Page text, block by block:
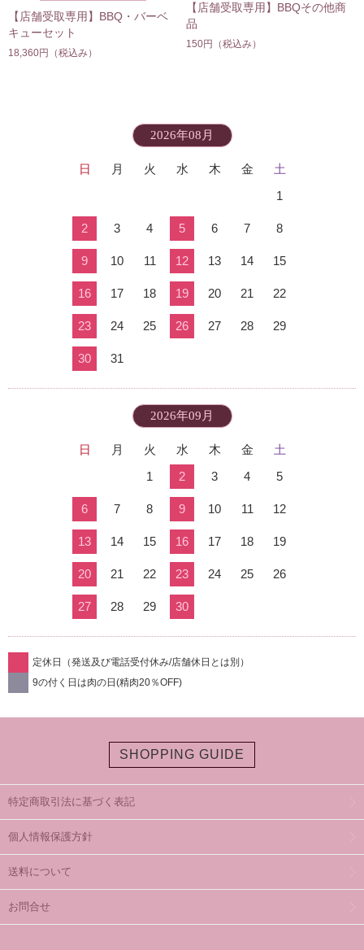
【店舗受取専用】BBQ・バーベ
キューセット
18,360円 （税込み）
【店舗受取専用】BBQその他商
品
150円 （税込み）
2026年08月
日 月 火 水 木 金
土
1
2 3 4 5 6 7 8
9 10 11 12 13 14 15
16 17 18 19 20 21 22
23 24 25 26 27 28 29
30 31
2026年09月
日 月 火 水 木 金
土
1
2 3 4 5
6 7 8 9 10 11 12
13 14 15 16 17 18 19
20 21 22 23 24 25 26
27 28 29 30
定休日（発送及び電話受付休み/店舗休日とは別）
9の付く日は肉の日(精肉20％OFF)
SHOPPING GUIDE
特定商取引法に基づく表記
個人情報保護方針
送料について
お問合せ